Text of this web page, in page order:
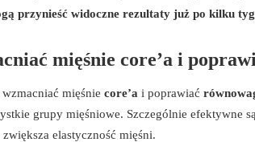
przynieść widoczne rezultaty już po kilku
mięśnie core’a i
mięśnie core’a i poprawiać
grupy mięśniowe. Szczególnie efektywne
elastyczność mięśni.